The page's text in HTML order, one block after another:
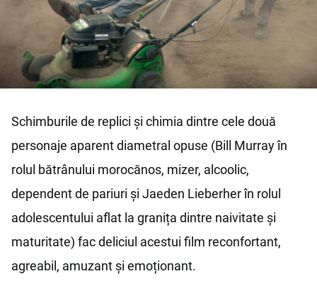
Schimburile de replici și chimia dintre cele două
personaje aparent diametral opuse (Bill Murray în
rolul bătrânului morocănos, mizer, alcoolic,
dependent de pariuri și Jaeden Lieberher în rolul
adolescentului aflat la granița dintre naivitate și
maturitate) fac deliciul acestui film reconfortant,
agreabil, amuzant și emoționant.